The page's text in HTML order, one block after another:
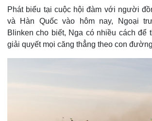
Phát biểu tại cuộc hội đàm với người
và Hàn Quốc vào hôm nay, Ngoại
Blinken cho biết, Nga có nhiều cách để
giải quyết mọi căng thẳng theo con